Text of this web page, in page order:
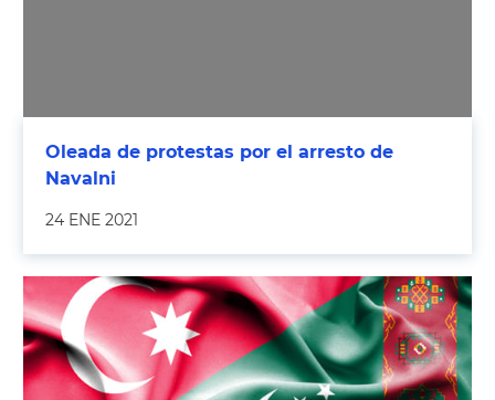
Oleada de protestas por el arresto de
Navalni
24 ENE 2021